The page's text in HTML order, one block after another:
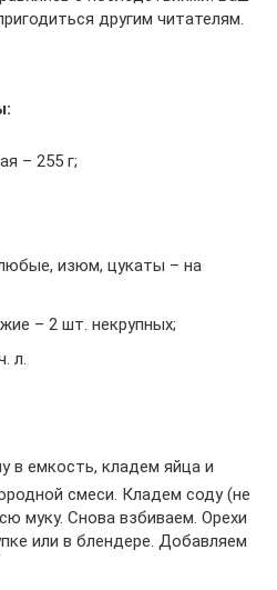
другим читателям.
– 255 г;
изюм, цукаты – на
– 2 шт. некрупных;
л.
в емкость, кладем яйца и
смеси. Кладем соду (не
муку. Снова взбиваем. Орехи
или в блендере. Добавляем